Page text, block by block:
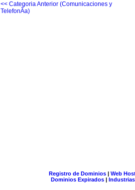
<< Categoria Anterior (Comunicaciones y
TelefonÃ­a)
Registro de Dominios| Web
Dominios Expirados | Industrias